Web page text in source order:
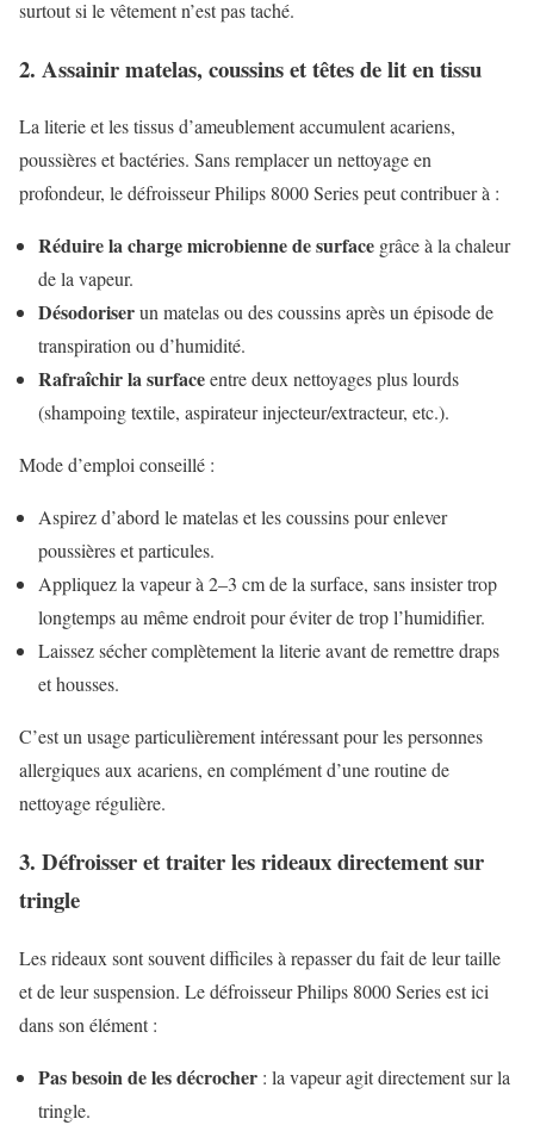
surtout si le vêtement n’est pas taché.
2. Assainir matelas, coussins et têtes de lit en tissu
La literie et les tissus d’ameublement accumulent acariens,
poussières et bactéries. Sans remplacer un nettoyage en
profondeur, le défroisseur Philips 8000 Series peut contribuer à :
Réduire la charge microbienne de surface grâce à la chaleur
de la vapeur.
Désodoriserun matelas ou des coussins après un épisode de
transpiration ou d’humidité.
Rafraîchir la surfaceentre deux nettoyages plus lourds
(shampoing textile, aspirateur injecteur/extracteur, etc.).
Mode d’emploi conseillé :
Aspirez d’abord le matelas et les coussins pour enlever
poussières et particules.
Appliquez la vapeur à 2–3 cm de la surface, sans insister trop
longtemps au même endroit pour éviter de trop l’humidifier.
Laissez sécher complètement la literie avant de remettre draps
et housses.
C’est un usage particulièrement intéressant pour les personnes
allergiques aux acariens, en complément d’une routine de
nettoyage régulière.
3. Défroisser et traiter les rideaux directement sur
tringle
Les rideaux sont souvent difficiles à repasser du fait de leur taille
et de leur suspension. Le défroisseur Philips 8000 Series est ici
dans son élément :
Pas besoin de les décrocher : la vapeur agit directement sur la
tringle.